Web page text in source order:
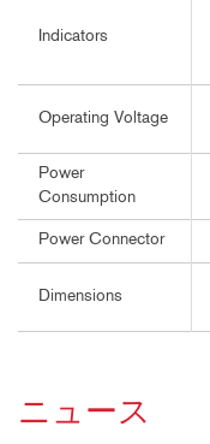
Indicators
Operating Voltage
Power
Consumption
Power Connector
Dimensions
ニュース